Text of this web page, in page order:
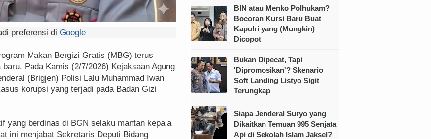
preferensi di Google
Makan Bergizi Gratis (MBG) terus
Pada Kamis (2/7/2026) Kejaksaan Agung
(Brigjen) Polisi Lalu Muhammad Iwan
korupsi yang terjadi pada Badan Gizi
yang berdinas di BGN selaku mantan kepala
ini menjabat Sekretaris Deputi Bidang
BIN atau Menko Polhukam?
Bocoran Kursi Baru Buat
Kapolri yang (Mungkin)
Dicopot
Bukan Dipecat, Tapi
'Dipromosikan'? Skenario
Soft Landing Listyo Sigit
Terungkap
Siapa Jenderal Suryo yang
Dikaitkan Temuan 995 Senjata
Api di Sekolah Islam Jaksel?